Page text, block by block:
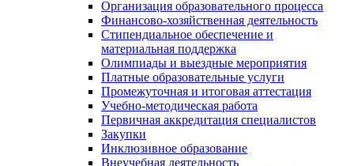
Организация образовательного процесса
Финансово-хозяйственная деятельность
Стипендиальное обеспечение и
материальная поддержка
Олимпиады и выездные мероприятия
Платные образовательные услуги
Промежуточная и итоговая аттестация
Учебно-методическая работа
Первичная аккредитация специалистов
Закупки
Инклюзивное образование
Внеучебная деятельность